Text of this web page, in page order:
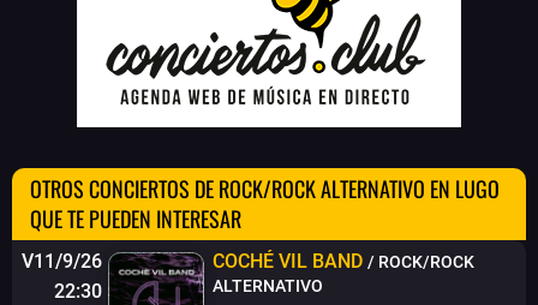
OTROS CONCIERTOS DE ROCK/ROCK ALTERNATIVO EN LUGO
QUE TE PUEDEN INTERESAR
V11/9/26
22:30
COCHÉ VIL BAND / ROCK/ROCK
ALTERNATIVO